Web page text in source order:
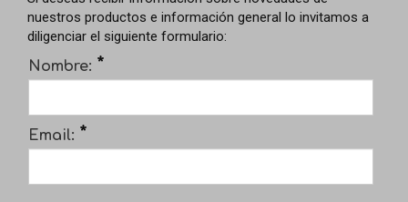
nuestros productos e información general lo invitamos a
diligenciar el siguiente formulario:
Nombre: *
Email: *